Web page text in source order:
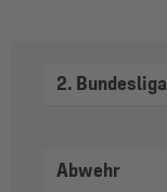
2. Bundesliga
Abwehr